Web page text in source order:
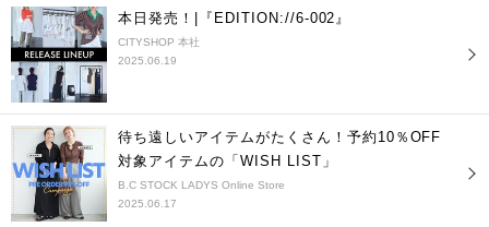
本日発売！|『EDITION://6-002』
CITYSHOP 本社
2025.06.19
待ち遠しいアイテムがたくさん！予約10％OFF
対象アイテムの「WISH LIST」
B.C STOCK LADYS Online Store
2025.06.17